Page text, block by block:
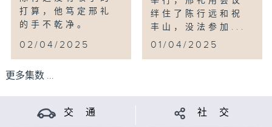
打算，他笃定邢礼
的手不乾净。
02/04/2025
绊住了陈行远和祝
丰山，没法参加...
01/04/2025
更多集数 ...
交 通 社 交